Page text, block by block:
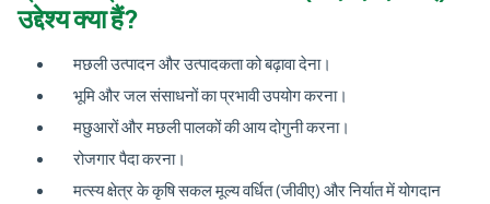
उद्देश्य क्या हैं?
मछली उत्पादन और उत्पादकता को बढ़ावा देना।
भूमि और जल संसाधनों का प्रभावी उपयोग करना।
मछुआरों और मछली पालकों की आय दोगुनी करना।
रोजगार पैदा करना।
मत्स्य क्षेत्र के कृषि सकल मूल्य वर्धित (जीवीए) और निर्यात में योगदान